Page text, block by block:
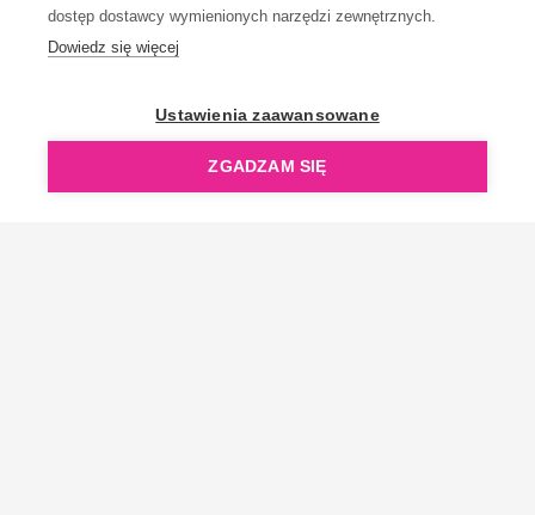
dostęp dostawcy wymienionych narzędzi zewnętrznych.
Dowiedz się więcej
Ustawienia zaawansowane
ZGADZAM SIĘ
OpenGift jest częścią ReflectGroup.